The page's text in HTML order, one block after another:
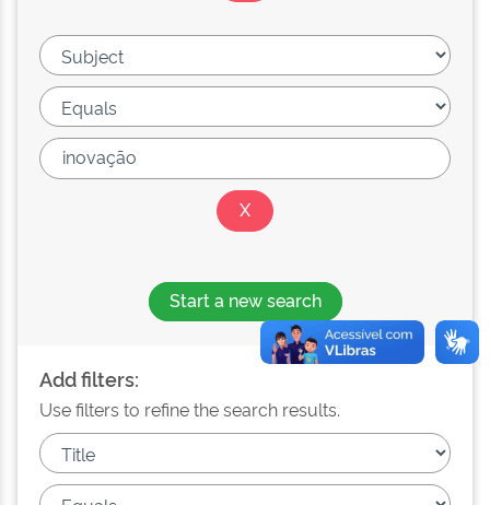
Start a new search
Add filters:
Use filters to refine the search results.